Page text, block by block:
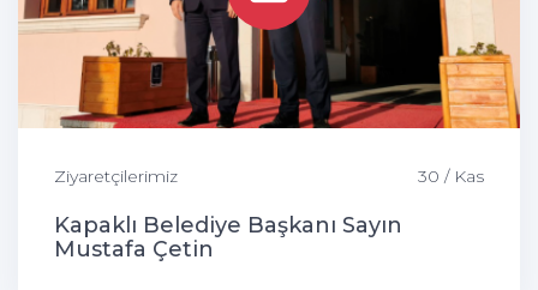
Ziyaretçilerimiz 30 / Kas
Kapaklı Belediye Başkanı Sayın
Mustafa Çetin